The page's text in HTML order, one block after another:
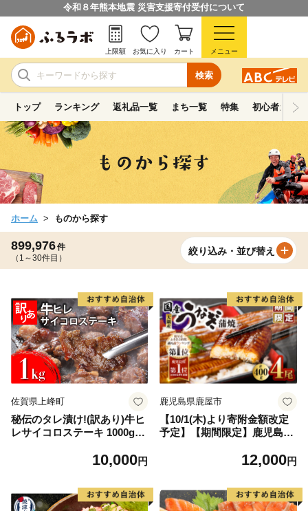
令和８年熊本地震 災害支援寄付受付について
検索
上限額 お気に入り カート メニュー
トップ ランキング 返礼品一覧 まち一覧 特集 初心者ガイド
ホーム ものから探す
899,976件
（1～30件目）
絞り込み・並び替え
佐賀県上峰町
秘伝のタレ漬け!(訳あり)牛ヒ
レサイコロステーキ 1000g
10,000円
鹿児島県鹿屋市
【10/1(木)より寄附金額改定
予定】【期間限定】鹿児島県
12,000円